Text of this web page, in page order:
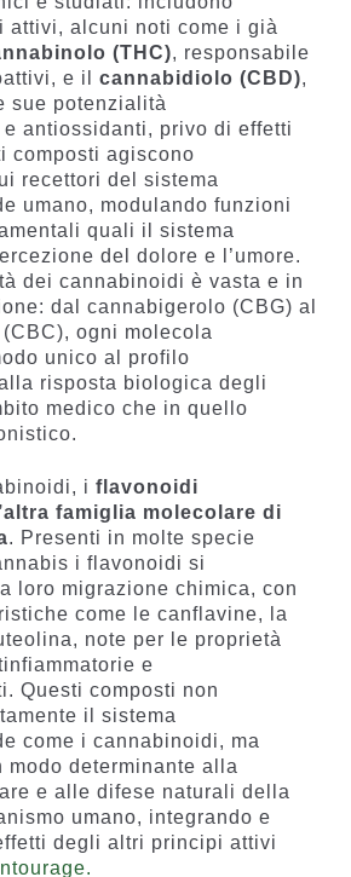
attivi, alcuni noti come i già
(THC), responsabile
e il cannabidiolo (CBD),
sue potenzialità
antiossidanti, privo di effetti
composti agiscono
recettori del sistema
umano, modulando funzioni
quali il sistema
del dolore e l’umore.
dei cannabinoidi è vasta e in
dal cannabigerolo (CBG) al
ogni molecola
unico al profilo
risposta biologica degli
medico che in quello
i flavonoidi
famiglia molecolare di
. Presenti in molte specie
i flavonoidi si
loro migrazione chimica, con
come le canflavine, la
note per le proprietà
e
Questi composti non
il sistema
come i cannabinoidi, ma
determinante alla
e alle difese naturali della
umano, integrando e
degli altri principi attivi